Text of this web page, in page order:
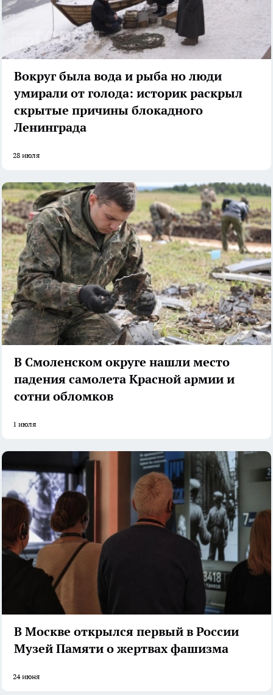
Вокруг была вода и рыба но люди
умирали от голода: историк раскрыл
скрытые причины блокадного
Ленинграда
28 июля
В Смоленском округе нашли место
падения самолета Красной армии и
сотни обломков
1 июля
В Москве открылся первый в России
Музей Памяти о жертвах фашизма
24 июня